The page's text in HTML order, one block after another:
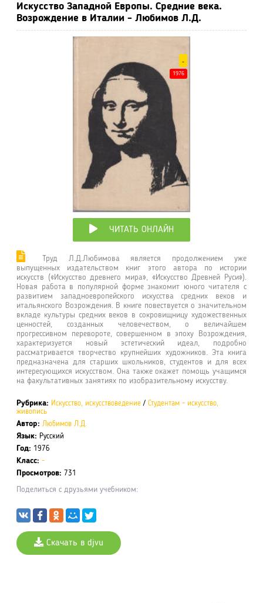
Искусство Западной Европы. Средние века.
Возрождение в Италии - Любимов Л.Д.
-
1976
ЧИТАТЬ ОНЛАЙН
Труд Л.Д.Любимова является продолжением уже
выпущенных издательством книг этого автора по истории
искусств («Искусство древнего мира», «Искусство Древней Руси»).
Новая работа в популярной форме знакомит юного читателя с
развитием западноевропейского искусства средних веков и
итальянского Возрождения. В книге повествуется о значительном
вкладе культуры средних веков в сокровищницу художественных
ценностей, созданных человечеством, о величайшем
прогрессивном перевороте, совершенном в эпоху Возрождения,
характеризуется новый эстетический идеал, подробно
рассматривается творчество крупнейших художников. Эта книга
предназначена для старших школьников, студентов и для всех
интересующихся искусством. Она также окажет помощь учащимся
на факультативных занятиях по изобразительному искусству.
Рубрика: Искусство, искусствоведение / Студентам - искусство,
живопись
Автор: Любимов Л.Д.
Язык: Русский
Год: 1976
Класс: -
Просмотров: 731
Поделиться с друзьями учебником:
Скачать в djvu